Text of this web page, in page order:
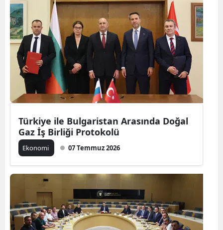
Türkiye ile Bulgaristan Arasında Doğal
Gaz İş Birliği Protokolü
Ekonomi 07 Temmuz 2026